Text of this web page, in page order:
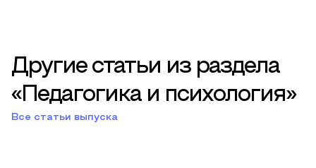
Другие статьи из раздела
«Педагогика и психология»
Все статьи выпуска